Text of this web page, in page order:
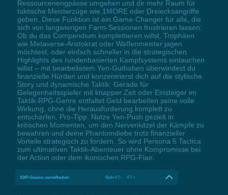
Ressourcenengpässe umgehen und dir mehr Raum für
taktische Meisterzüge wie 1MORE oder Dreiecksangriffe
geben. Diese Funktion ist ein Game-Changer für alle, die
sich von langwierigen Farm-Sessionen frustrieren lassen:
Ob du das Compendium komplettieren willst, Trophäen
wie Metaverse-Aristokrat oder Waffenmeister jagen
möchtest, oder einfach schneller in die strategischen
Highlights des rundenbasierten Kampfsystems eintauchen
willst – mit bearbeitetem Yen-Guthaben überwindest du
finanzielle Hürden und konzentrierst dich auf die stylische
Story und dynamische Taktik. Gerade für
Gelegenheitsspieler mit knapper Zeit oder Einsteiger im
Taktik-RPG-Genre entfaltet Geld bearbeiten seine volle
Wirkung, ohne die Herausforderung komplett zu
entschärfen. Pro-Tipp: Nutze Yen-Push gezielt in
kritischen Momenten, um den Nervenkitzel der Kämpfe zu
bewahren und deine Phantomdiebe trotz finanzieller
Vorteile strategisch zu fordern. So wird Persona 5 Tactica
zum ultimativen Taktik-Abenteuer ohne Kompromisse bei
der Action oder dem ikonischen RPG-Flair.
EXP-Gewinn vervielfachen Shift+F7 - F7 +